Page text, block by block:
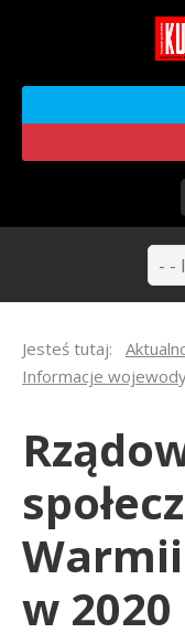
Jesteś tutaj:
Informacje
w